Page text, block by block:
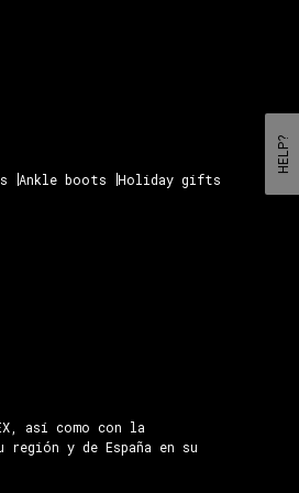
Ankle boots Holiday gifts
así como con la
región y de España en su
HELP?